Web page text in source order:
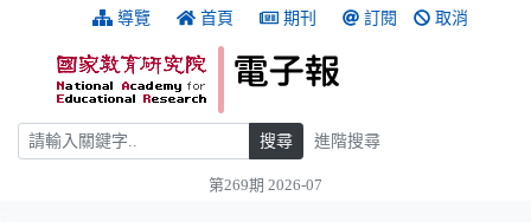
跳到主要內容 導覽 首頁 期刊 訂閱 取消
搜尋 搜尋 進階搜尋
第269期 2026-07